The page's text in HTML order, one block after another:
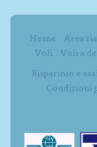
Home Area
Voli
Voli a
Risparmio e
Condizioni